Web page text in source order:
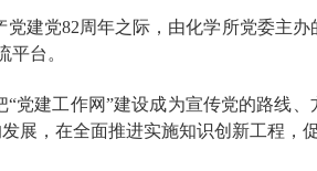
党建党82周年之际，由化学所党委主
平台。
“党建工作网”建设成为宣传党的路线
展，在全面推进实施知识创新工程，